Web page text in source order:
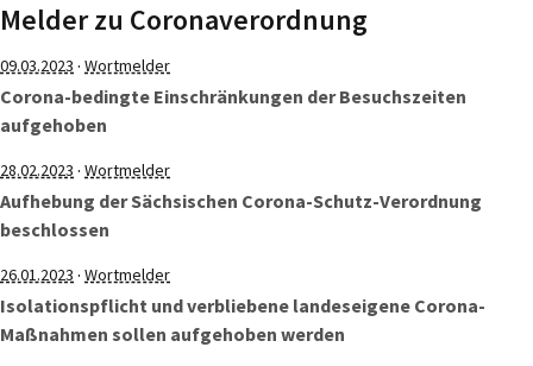
Melder zu Coronaverordnung
09.03.2023 · Wortmelder
Corona-bedingte Einschränkungen der Besuchszeiten
aufgehoben
28.02.2023 · Wortmelder
Aufhebung der Sächsischen Corona-Schutz-Verordnung
beschlossen
26.01.2023 · Wortmelder
Isolationspflicht und verbliebene landeseigene Corona-
Maßnahmen sollen aufgehoben werden